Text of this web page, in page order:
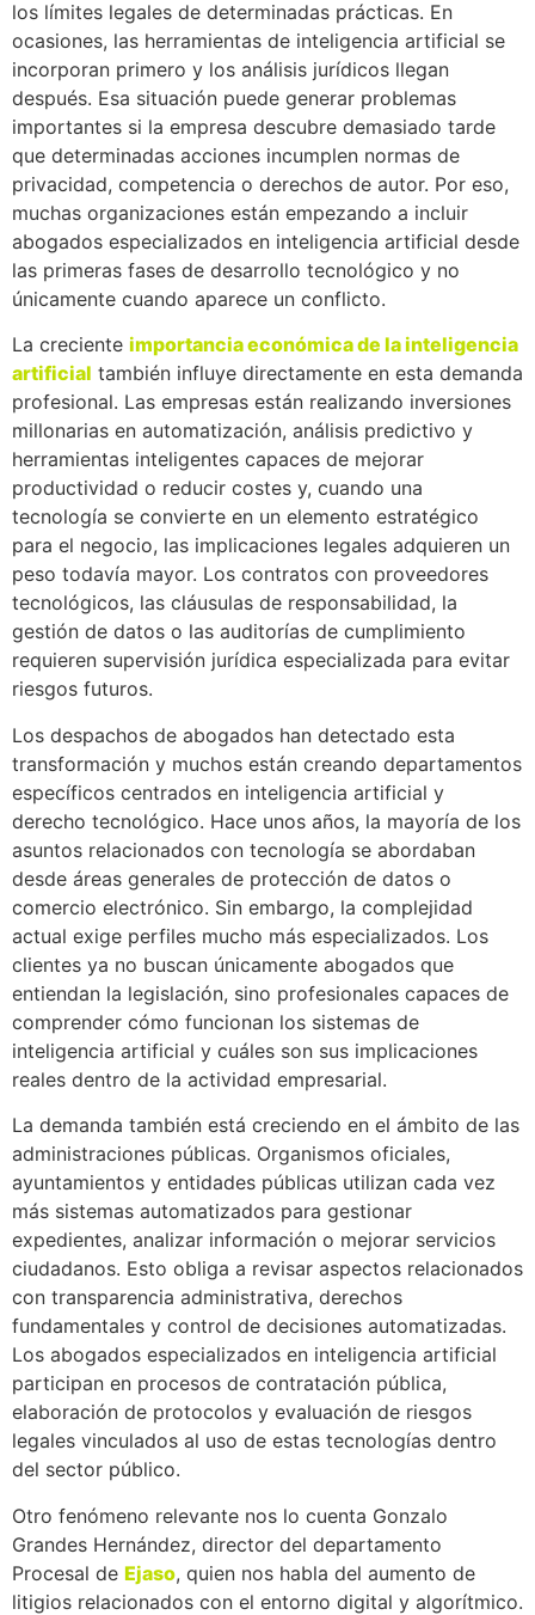
los límites legales de determinadas prácticas. En
ocasiones, las herramientas de inteligencia artificial se
incorporan primero y los análisis jurídicos llegan
después. Esa situación puede generar problemas
importantes si la empresa descubre demasiado tarde
que determinadas acciones incumplen normas de
privacidad, competencia o derechos de autor. Por eso,
muchas organizaciones están empezando a incluir
abogados especializados en inteligencia artificial desde
las primeras fases de desarrollo tecnológico y no
únicamente cuando aparece un conflicto.
La creciente importancia económica de la inteligencia
artificial también influye directamente en esta demanda
profesional. Las empresas están realizando inversiones
millonarias en automatización, análisis predictivo y
herramientas inteligentes capaces de mejorar
productividad o reducir costes y, cuando una
tecnología se convierte en un elemento estratégico
para el negocio, las implicaciones legales adquieren un
peso todavía mayor. Los contratos con proveedores
tecnológicos, las cláusulas de responsabilidad, la
gestión de datos o las auditorías de cumplimiento
requieren supervisión jurídica especializada para evitar
riesgos futuros.
Los despachos de abogados han detectado esta
transformación y muchos están creando departamentos
específicos centrados en inteligencia artificial y
derecho tecnológico. Hace unos años, la mayoría de los
asuntos relacionados con tecnología se abordaban
desde áreas generales de protección de datos o
comercio electrónico. Sin embargo, la complejidad
actual exige perfiles mucho más especializados. Los
clientes ya no buscan únicamente abogados que
entiendan la legislación, sino profesionales capaces de
comprender cómo funcionan los sistemas de
inteligencia artificial y cuáles son sus implicaciones
reales dentro de la actividad empresarial.
La demanda también está creciendo en el ámbito de las
administraciones públicas. Organismos oficiales,
ayuntamientos y entidades públicas utilizan cada vez
más sistemas automatizados para gestionar
expedientes, analizar información o mejorar servicios
ciudadanos. Esto obliga a revisar aspectos relacionados
con transparencia administrativa, derechos
fundamentales y control de decisiones automatizadas.
Los abogados especializados en inteligencia artificial
participan en procesos de contratación pública,
elaboración de protocolos y evaluación de riesgos
legales vinculados al uso de estas tecnologías dentro
del sector público.
Otro fenómeno relevante nos lo cuenta Gonzalo
Grandes Hernández, director del departamento
Procesal de Ejaso, quien nos habla del aumento de
litigios relacionados con el entorno digital y algorítmico.